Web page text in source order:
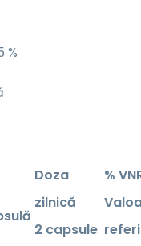
%
Doza
zilnică
2 capsule
%